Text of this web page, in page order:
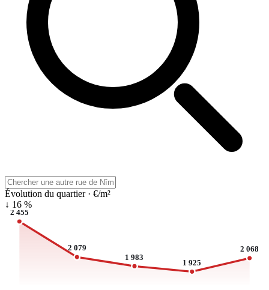
Évolution du quartier · €/m²
↓ 16 %
2 455
2 079
1 983
1 925
2 068